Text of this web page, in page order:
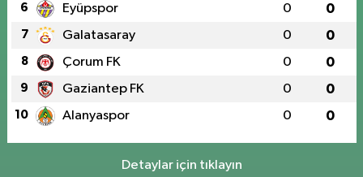
6 Eyüpspor 0 0
7 Galatasaray 0 0
8 Çorum FK 0 0
9 Gaziantep FK 0 0
10 Alanyaspor 0 0
Detaylar için tıklayın